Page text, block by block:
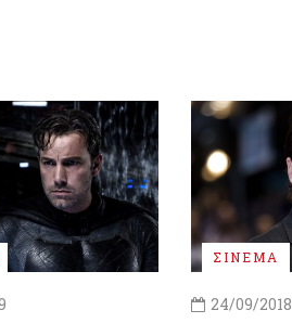
ΣΙΝΕΜΑ
24/09/2018